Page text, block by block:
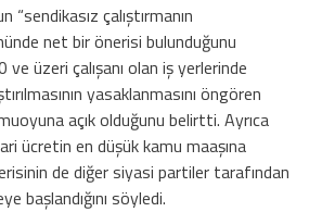
“sendikasız çalıştırmanın
net bir önerisi bulunduğunu
ve üzeri çalışanı olan iş yerlerinde
yasaklanmasını öngören
açık olduğunu belirtti. Ayrıca
ücretin en düşük kamu maaşına
de diğer siyasi partiler tarafından
başlandığını söyledi.